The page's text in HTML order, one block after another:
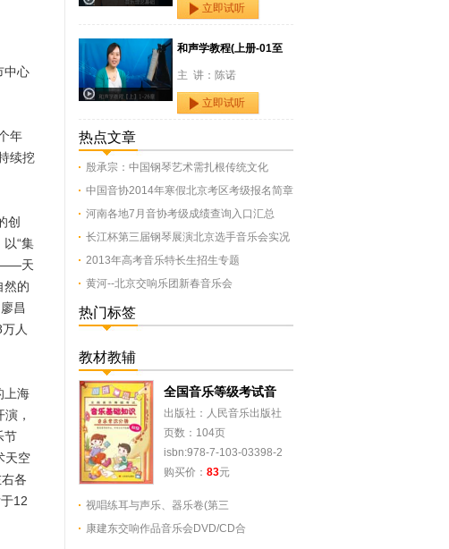
中心
年
续挖
创
“集
——天
然的
昌
人
上海
，
节
天空
各
12
立即试听
和声学教程(上册-01至
主 讲：陈诺
立即试听
热点文章
殷承宗：中国钢琴艺术需扎根传统文化
中国音协2014年寒假北京考区考级报名简章
河南各地7月音协考级成绩查询入口汇总
长江杯第三届钢琴展演北京选手音乐会实况
2013年高考音乐特长生招生专题
黄河--北京交响乐团新春音乐会
热门标签
教材教辅
全国音乐等级考试音
出版社：人民音乐出版社
页数：104页
isbn:978-7-103-03398-2
购买价： 83元
视唱练耳与声乐、器乐卷(第三
康建东交响作品音乐会DVD/CD合